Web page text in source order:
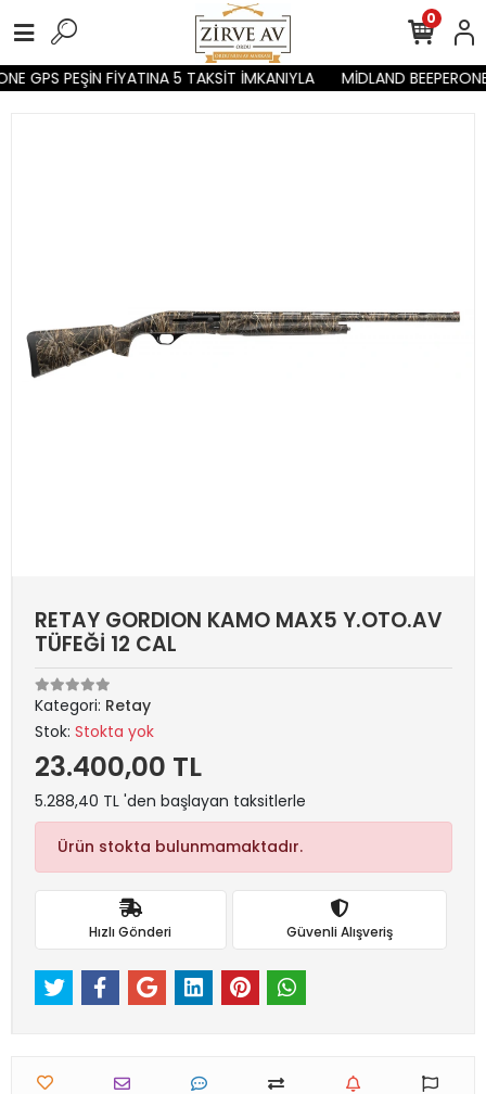
GPS PEŞİN FİYATINA 5 TAKSİT İMKANIYLA MİDLAND
0
RETAY GORDION KAMO MAX5 Y.OTO.AV
TÜFEĞİ 12 CAL
Kategori: Retay
Stok: Stokta yok
23.400,00 TL
5.288,40 TL 'den başlayan taksitlerle
Ürün stokta bulunmamaktadır.
Hızlı Gönderi Güvenli Alışveriş